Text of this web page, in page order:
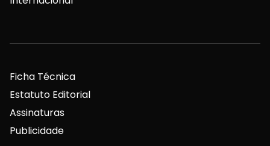
Ficha Técnica
Estatuto Editorial
Assinaturas
Publicidade